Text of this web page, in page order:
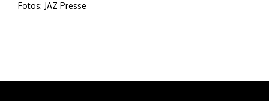
Fotos: JAZ Presse